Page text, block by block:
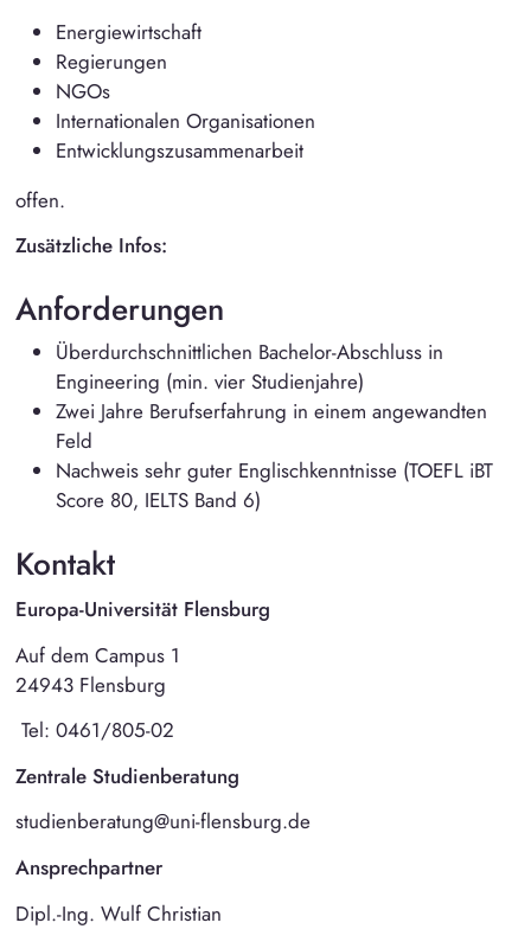
Energiewirtschaft
Regierungen
NGOs
Internationalen Organisationen
Entwicklungszusammenarbeit
offen.
Zusätzliche Infos:
Anforderungen
Überdurchschnittlichen Bachelor-Abschluss in
Engineering (min. vier Studienjahre)
Zwei Jahre Berufserfahrung in einem angewandten
Feld
Nachweis sehr guter Englischkenntnisse (TOEFL iBT
Score 80, IELTS Band 6)
Kontakt
Europa-Universität Flensburg
Auf dem Campus 1
24943 Flensburg
Tel: 0461/805-02
Zentrale Studienberatung
studienberatung@uni-flensburg.de
Ansprechpartner
Dipl.-Ing. Wulf Christian